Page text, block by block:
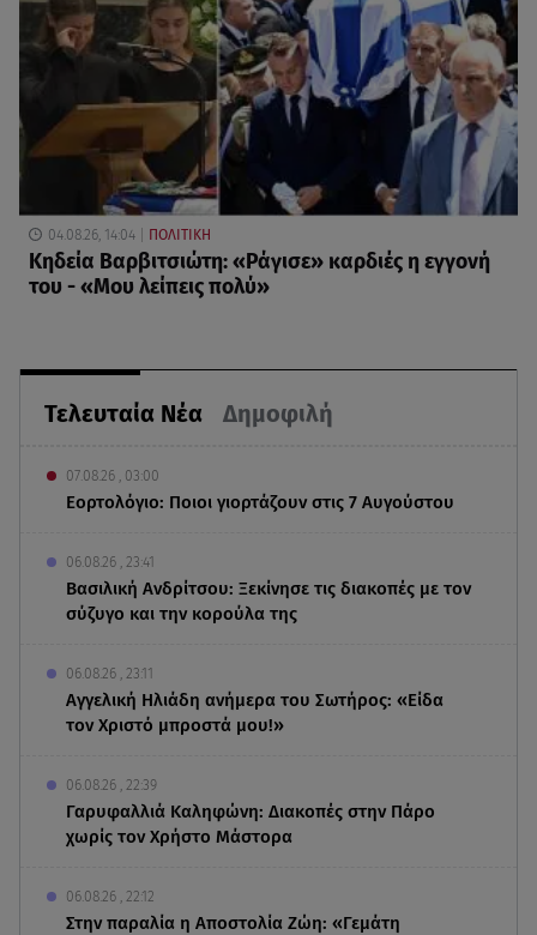
Τελευταία Νέα Δημοφιλή
07.08.26 , 03:00
Εορτολόγιο: Ποιοι γιορτάζουν στις 7 Αυγούστου
06.08.26 , 23:41
Βασιλική Ανδρίτσου: Ξεκίνησε τις διακοπές με τον
σύζυγο και την κορούλα της
06.08.26 , 23:11
Αγγελική Ηλιάδη ανήμερα του Σωτήρος: «Είδα
τον Χριστό μπροστά μου!»
06.08.26 , 22:39
Γαρυφαλλιά Καληφώνη: Διακοπές στην Πάρο
χωρίς τον Χρήστο Μάστορα
06.08.26 , 22:12
Στην παραλία η Αποστολία Ζώη: «Γεμάτη
04.08.26, 14:04 ΠΟΛΙΤΙΚΗ
Κηδεία Βαρβιτσιώτη: «Ράγισε» καρδιές η εγγονή
του - «Μου λείπεις πολύ»